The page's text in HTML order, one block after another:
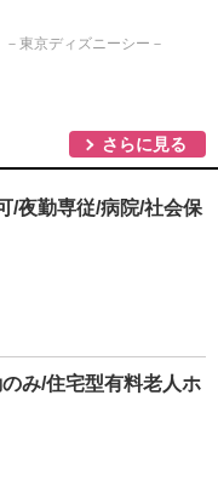
東京ディズニーシー－
さらに見る
/夜勤専従/病院/社会保
み/住宅型有料老人ホ